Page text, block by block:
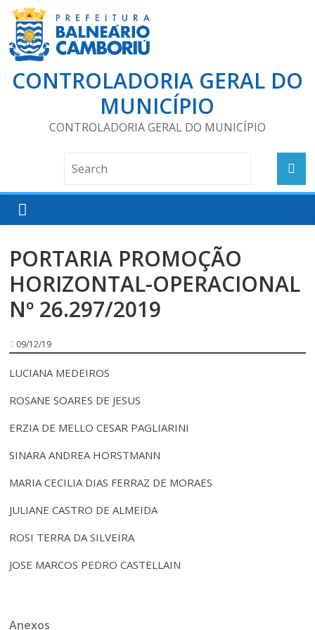
CONTROLADORIA GERAL DO
MUNICÍPIO
CONTROLADORIA GERAL DO MUNICÍPIO
PORTARIA PROMOÇÃO
HORIZONTAL-OPERACIONAL
Nº 26.297/2019
09/12/19
LUCIANA MEDEIROS
ROSANE SOARES DE JESUS
ERZIA DE MELLO CESAR PAGLIARINI
SINARA ANDREA HORSTMANN
MARIA CECILIA DIAS FERRAZ DE MORAES
JULIANE CASTRO DE ALMEIDA
ROSI TERRA DA SILVEIRA
JOSE MARCOS PEDRO CASTELLAIN
Anexos